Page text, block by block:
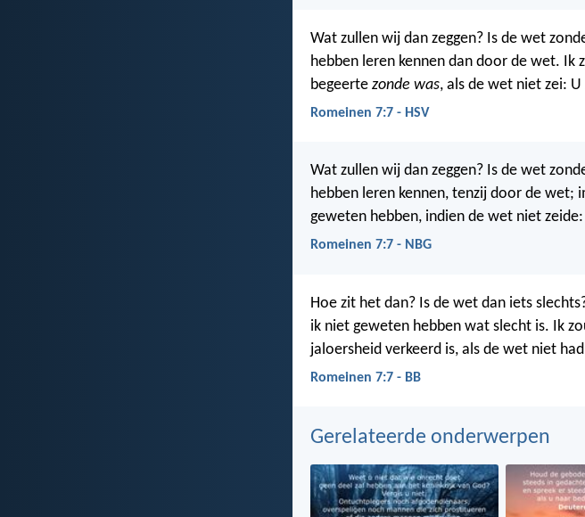
Wat zullen wij dan zeggen? Is de wet
hebben leren kennen dan door de wet.
begeerte zonde was, als de wet niet zei:
Romeinen 7:7 - HSV
Wat zullen wij dan zeggen? Is de wet
hebben leren kennen, tenzij door de wet;
geweten hebben, indien de wet niet
Romeinen 7:7 - NBG
Hoe zit het dan? Is de wet dan iets
ik niet geweten hebben wat slecht is. Ik
jaloersheid verkeerd is, als de wet niet
Romeinen 7:7 - BB
Gerelateerde onderwerpen